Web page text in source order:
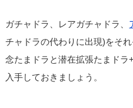
ガチャドラ、レアガチャドラ、
チャドラの代わりに出現)をそ
念たまドラと潜在拡張たまドラ
入手しておきましょう。